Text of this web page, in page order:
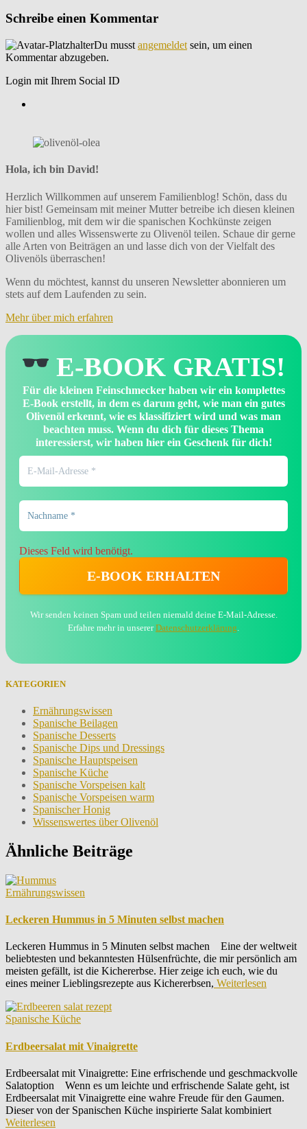
Schreibe einen Kommentar
Du musst angemeldet sein, um einen
Kommentar abzugeben.
Login mit Ihrem Social ID
Hola, ich bin David!
Herzlich Willkommen auf unserem Familienblog! Schön, dass du
hier bist! Gemeinsam mit meiner Mutter betreibe ich diesen kleinen
Familienblog, mit dem wir die spanischen Kochkünste zeigen
wollen und alles Wissenswerte zu Olivenöl teilen. Schaue dir gerne
alle Arten von Beiträgen an und lasse dich von der Vielfalt des
Olivenöls überraschen!
Wenn du möchtest, kannst du unseren Newsletter abonnieren um
stets auf dem Laufenden zu sein.
Mehr über mich erfahren
E-BOOK GRATIS!
Für die kleinen Feinschmecker haben wir ein komplettes
E-Book erstellt, in dem es darum geht, wie man ein gutes
Olivenöl erkennt, wie es klassifiziert wird und was man
beachten muss. Wenn du dich für dieses Thema
interessierst, wir haben hier ein Geschenk für dich!
Dieses Feld wird benötigt.
Wir senden keinen Spam und teilen niemald deine E-Mail-Adresse.
Erfahre mehr in unsererDatenschutzerklärung
KATEGORIEN
Ernährungswissen
Spanische Beilagen
Spanische Desserts
Spanische Dips und Dressings
Spanische Hauptspeisen
Spanische Küche
Spanische Vorspeisen kalt
Spanische Vorspeisen warm
Spanischer Honig
Wissenswertes über Olivenöl
Ähnliche Beiträge
Ernährungswissen
Leckeren Hummus in 5 Minuten selbst machen
Leckeren Hummus in 5 Minuten selbst machen Eine der weltweit
beliebtesten und bekanntesten Hülsenfrüchte, die mir persönlich am
meisten gefällt, ist die Kichererbse. Hier zeige ich euch, wie du
eines meiner Lieblingsrezepte aus Kichererbsen, Weiterlesen
Spanische Küche
Erdbeersalat mit Vinaigrette
Erdbeersalat mit Vinaigrette: Eine erfrischende und geschmackvolle
Salatoption Wenn es um leichte und erfrischende Salate geht, ist
Erdbeersalat mit Vinaigrette eine wahre Freude für den Gaumen.
Dieser von der Spanischen Küche inspirierte Salat kombiniert
Weiterlesen